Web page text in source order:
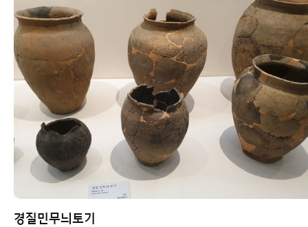
경질민무늬토기